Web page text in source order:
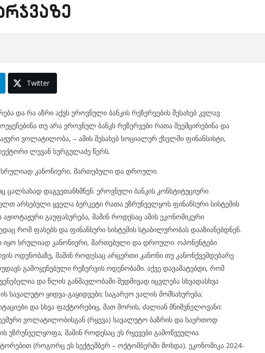
Twitter
და რა აზრი აქვს ეროვნული ბანკის რეზერვების შესახებ კვლავ
თუ არა ეროვნულ ბანკს რეზერვები რათა შეემცირებინა და
ვოლატილობა, – ამის შესახებ სოციალურ ქსელში ფინანსისტი,
ლევან სურგულაძე წერს.
სრულიად კანონიერი, მართებული და დროული.
ცალსახად დაგვეთანხმნენ: ეროვნული ბანკის კონსტიტუციური
არსებული ყველა ბერკეტი რათა უზრუნველყოს ფინანსური სისტემის
გაუფასურება, მაშინ როდესაც ამის ეკონომიკური
რომ ფასებს და ფინანსური სისტემის სტაბილურობას დააზიანებდნენ.
იყო სრულიად კანონიერი, მართებული და დროული. ოპონენტები
ოდენობაზე, მაშინ როდესაც არცერთი კანონი თუ კანონქვემდებარე
გამოყენებული რეზერვის ოდენობაში. აქვე დავამატებდი, რომ
და წლის განმავლობაში მუდმივად იცვლება სხვადასხვა
სავალუტო ყიდვა-გაყიდვები; საგარეო ვალის მომსახურება;
და სხვა ფაქტორებიც, მათ შორის, ძალიან მნიშვნელოვანი:
ვოლატილობისგან (რყევა) სავალუტო ბაზრის და საერთოდ
უზრუნველყოფა, მაშინ როდესაც ეს რყევები გამოწვეულია
(როგორც ეს სექტემბერ – ოქტომბერში მოხდა). ეკონომიკა 2024-